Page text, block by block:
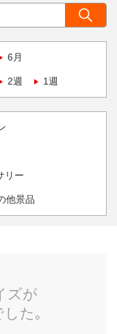
6月
2週 1週
リー
他景品